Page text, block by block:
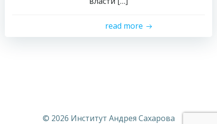
read more
© 2026 Институт Андрея Сахарова